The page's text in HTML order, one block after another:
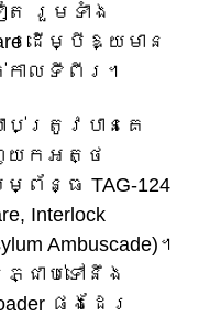
ត រួមទាំង
ដើម្បីឱ្យមាន
ាលទីពីរ។
ប់ត្រូវបានគេ
ញយកអត្ថ
ព័ន្ធ TAG-124
Interlock
Ambuscade)។
ជាប់ទៅនឹង
ផងដែរ